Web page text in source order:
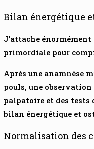
Bilan énergétique
J’attache énormément
primordiale pour
Après une anamnèse
pouls, une
palpatoire et des tests
bilan énergétique et
Normalisation des